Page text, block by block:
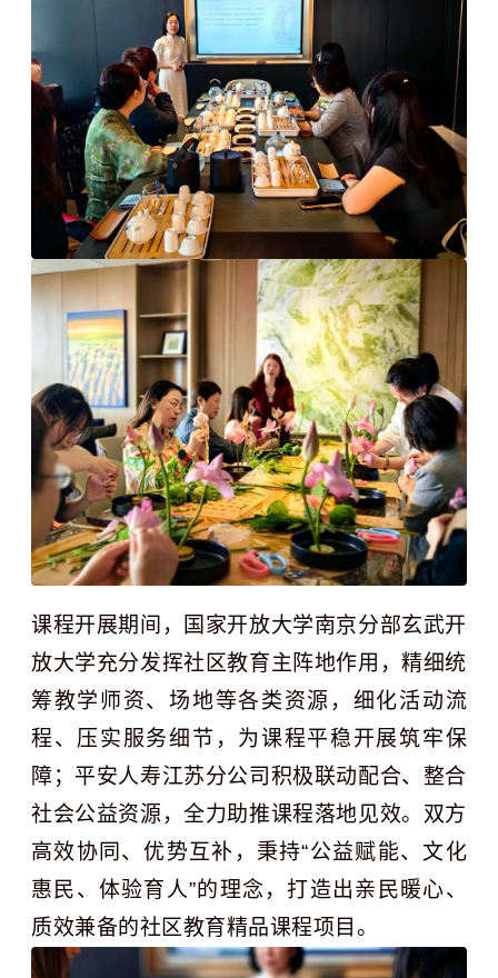
课程开展期间，国家开放大学南京分部玄武开
放大学充分发挥社区教育主阵地作用，精细统
筹教学师资、场地等各类资源，细化活动流
程、压实服务细节，为课程平稳开展筑牢保
障；平安人寿江苏分公司积极联动配合、整合
社会公益资源，全力助推课程落地见效。双方
高效协同、优势互补，秉持“公益赋能、文化
惠民、体验育人”的理念，打造出亲民暖心、
质效兼备的社区教育精品课程项目。